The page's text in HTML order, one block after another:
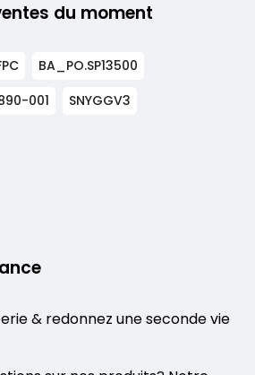
du moment
BA_PO.SP13500
001 SNYGGV3
& redonnez une seconde vie